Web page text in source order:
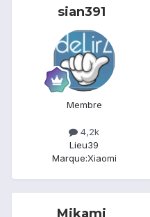
sian391
Membre
4,2k
Lieu39
Marque:Xiaomi
Mikami